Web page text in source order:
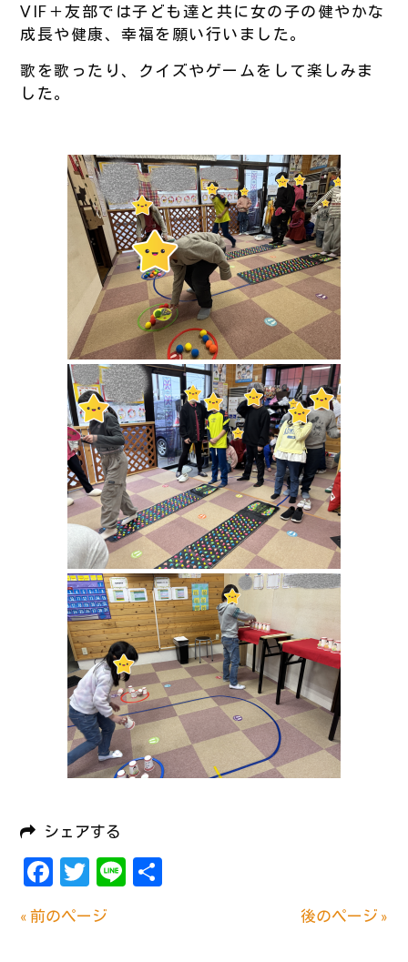
VIF＋友部では子ども達と共に女の子の健やかな
成長や健康、幸福を願い行いました。
歌を歌ったり、クイズやゲームをして楽しみま
した。
シェアする
Facebook
Twitter
Line
« 前のページ 後のページ »